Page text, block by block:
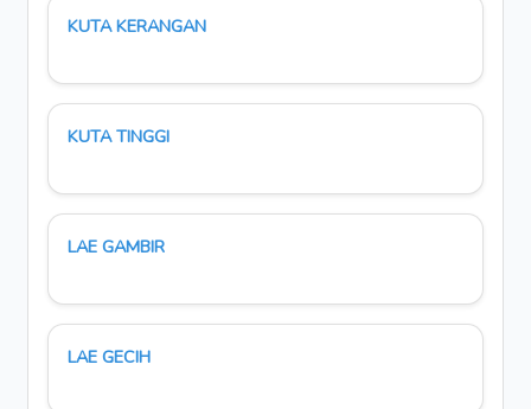
KUTA KERANGAN
KUTA TINGGI
LAE GAMBIR
LAE GECIH